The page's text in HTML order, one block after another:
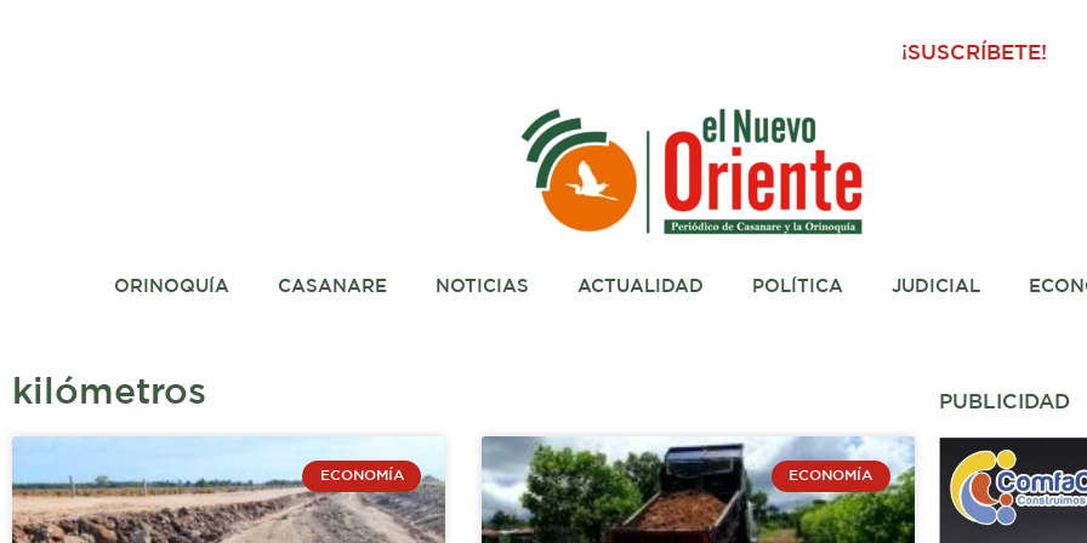
¡SUSCRÍBETE!
ORINOQUÍA CASANARE NOTICIAS ACTUALIDAD POLÍTICA JUDICIAL
kilómetros
ECONOMÍA ECONOMÍA
PUBLICIDAD